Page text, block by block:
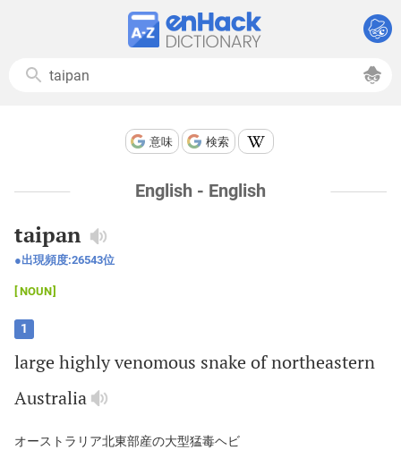
意味 検索
English - English
taipan
出現頻度:26543位
NOUN
1
large highlyvenomous snake ofnortheastern
Australia
オーストラリア北東部産の大型猛毒ヘビ